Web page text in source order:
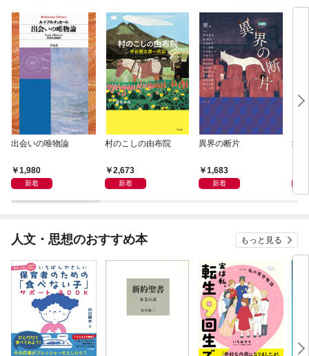
出会いの唯物論
1,980
新着
村のこしの由布院
2,673
新着
異界の断片
1,683
新着
地
人文・思想のおすすめ本 もっと見る